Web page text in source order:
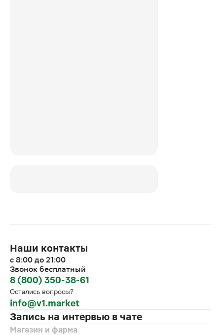
Наши контакты
с 8:00 до 21:00
Звонок бесплатный
8 (800) 350-38-61
Остались вопросы?
info@v1.market
Запись на интервью в чате
Магазин и фарма